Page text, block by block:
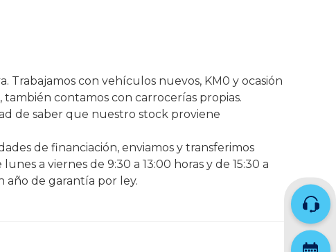
Trabajamos con vehículos nuevos, KM0 y ocasión
contamos con carrocerías propias.
de saber que nuestro stock proviene
de financiación, enviamos y transferimos
a viernes de 9:30 a 13:00 horas y de 15:30 a
año de garantía por ley.